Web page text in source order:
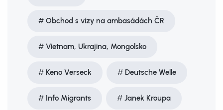
Obchod s vízy na ambasádách ČR
Vietnam, Ukrajina, Mongolsko
Keno Verseck Deutsche Welle
Info Migrants Janek Kroupa